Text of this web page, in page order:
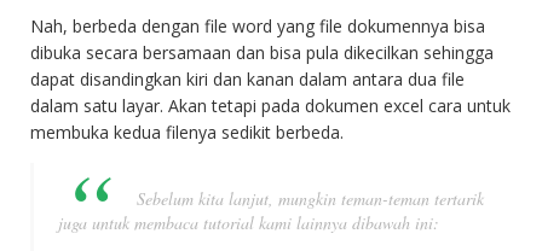
Nah, berbeda dengan file word yang file dokumennya bisa
dibuka secara bersamaan dan bisa pula dikecilkan sehingga
dapat disandingkan kiri dan kanan dalam antara dua file
dalam satu layar. Akan tetapi pada dokumen excel cara untuk
membuka kedua filenya sedikit berbeda.
Sebelum kita lanjut, mungkin teman-teman tertarik
juga untuk membaca tutorial kami lainnya dibawah ini: